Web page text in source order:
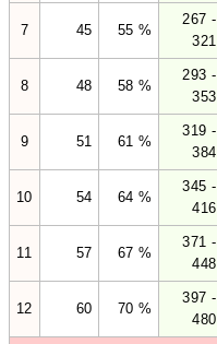
7 45 55 %
267 -
321
8 48 58 %
293 -
353
9 51 61 %
319 -
384
10 54 64 %
345 -
416
11 57 67 %
371 -
448
12 60 70 %
397 -
480